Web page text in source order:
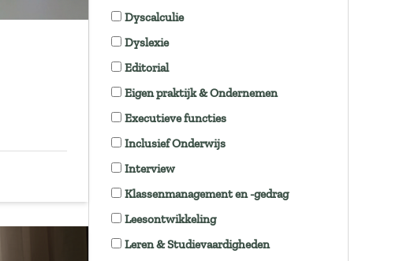
Dyscalculie
Dyslexie
Editorial
Eigen praktijk & Ondernemen
Executieve functies
Inclusief Onderwijs
Interview
Klassenmanagement en -gedrag
Leesontwikkeling
Leren & Studievaardigheden